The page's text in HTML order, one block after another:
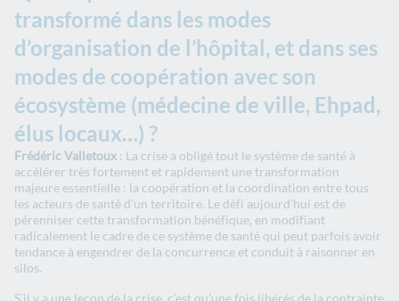
transformé dans les modes
d’organisation de l’hôpital, et dans ses
modes de coopération avec son
écosystème (médecine de ville, Ehpad,
élus locaux…) ?
Frédéric Valletoux : La crise a obligé tout le système de santé à
accélérer très fortement et rapidement une transformation
majeure essentielle : la coopération et la coordination entre tous
les acteurs de santé d’un territoire. Le défi aujourd’hui est de
pérenniser cette transformation bénéfique, en modifiant
radicalement le cadre de ce système de santé qui peut parfois avoir
tendance à engendrer de la concurrence et conduit à raisonner en
silos.
S’il y a une leçon de la crise, c’est qu’une fois libérés de la contrainte